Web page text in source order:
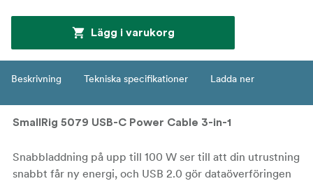
Lägg i varukorg
Beskrivning Tekniska specifikationer Ladda ner
SmallRig 5079 USB-C Power Cable 3-in-1
Snabbladdning på upp till 100 W ser till att din utrustning
snabbt får ny energi, och USB 2.0 gör dataöverföringen